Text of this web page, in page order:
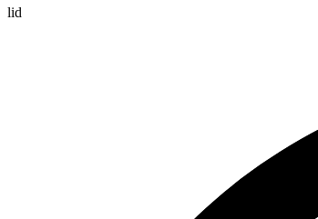
lid